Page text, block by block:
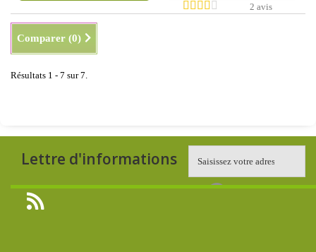
2 avis
Comparer (0)
Résultats 1 - 7 sur 7.
Lettre d'informations